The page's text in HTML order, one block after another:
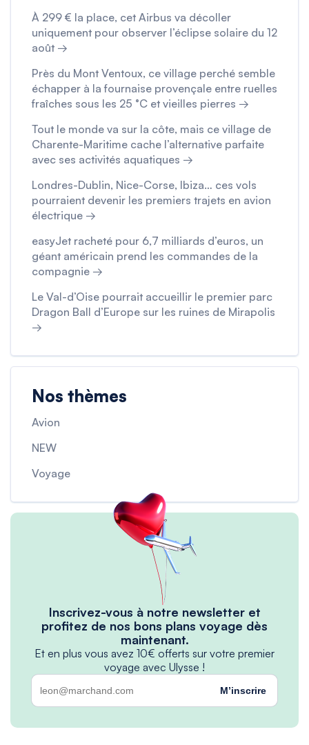
À 299 € la place, cet Airbus va décoller
uniquement pour observer l’éclipse solaire du 12
août →
Près du Mont Ventoux, ce village perché semble
échapper à la fournaise provençale entre ruelles
fraîches sous les 25 °C et vieilles pierres →
Tout le monde va sur la côte, mais ce village de
Charente-Maritime cache l’alternative parfaite
avec ses activités aquatiques →
Londres-Dublin, Nice-Corse, Ibiza… ces vols
pourraient devenir les premiers trajets en avion
électrique →
easyJet racheté pour 6,7 milliards d’euros, un
géant américain prend les commandes de la
compagnie →
Le Val-d’Oise pourrait accueillir le premier parc
Dragon Ball d’Europe sur les ruines de Mirapolis
→
Nos thèmes
Avion
NEW
Voyage
Inscrivez-vous à notre newsletter et
profitez de nos bons plans voyage dès
maintenant.
Et en plus vous avez 10€ offerts sur votre premier
voyage avec Ulysse !
M’inscrire